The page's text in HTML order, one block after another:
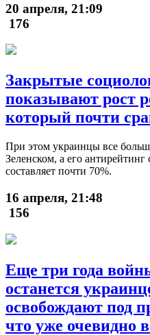
20 апреля, 21:09
176
Закрытые
показывают рост
который почти
При этом украинцы все
Зеленском, а его
составляет почти 70%.
16 апреля, 21:48
156
Еще три года
останется
освобождают под
что уже очевидно